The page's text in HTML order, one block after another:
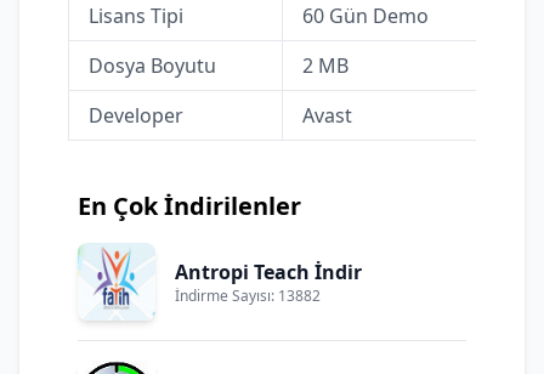
Lisans Tipi
60 Gün Demo
Dosya Boyutu
2 MB
Developer
Avast
En Çok İndirilenler
Antropi Teach İndir
İndirme Sayısı: 13882